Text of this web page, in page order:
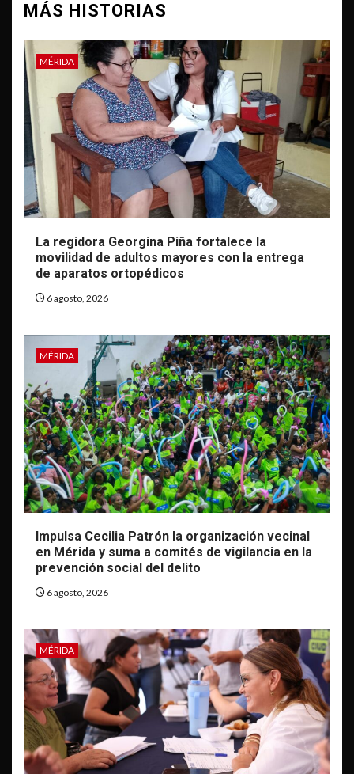
MÁS HISTORIAS
MÉRIDA
La regidora Georgina Piña fortalece la
movilidad de adultos mayores con la entrega
de aparatos ortopédicos
6 agosto, 2026
MÉRIDA
Impulsa Cecilia Patrón la organización vecinal
en Mérida y suma a comités de vigilancia en la
prevención social del delito
6 agosto, 2026
MÉRIDA